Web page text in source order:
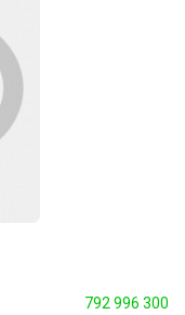
792 996 300